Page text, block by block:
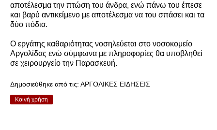
αποτέλεσμα την πτώση του άνδρα, ενώ πάνω του έπεσε
και βαρύ αντικείμενο με αποτέλεσμα να του σπάσει και τα
δύο πόδια.
Ο εργάτης καθαριότητας νοσηλεύεται στο νοσοκομείο
Αργολίδας ενώ σύμφωνα με πληροφορίες θα υποβληθεί
σε χειρουργείο την Παρασκευή.
Δημοσιεύθηκε από τις: ΑΡΓΟΛΙΚΕΣ ΕΙΔΗΣΕΙΣ
Κοινή χρήση